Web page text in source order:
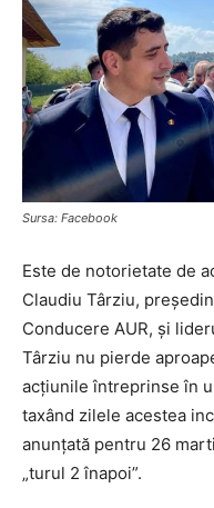
Sursa: Facebook
Este de notorietate de
Claudiu Târziu,
Conducere AUR, și
Târziu nu pierde
acțiunile întreprinse în
taxând zilele acestea
anunțată pentru 26
„turul 2 înapoi”.